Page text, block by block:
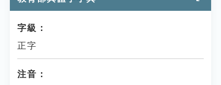
字級：
正字
注音：